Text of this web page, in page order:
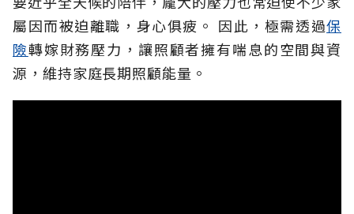
屬因而被迫離職，身心俱疲。 因此，極需透過保
險轉嫁財務壓力，讓照顧者擁有喘息的空間與資
源，維持家庭長期照顧能量。